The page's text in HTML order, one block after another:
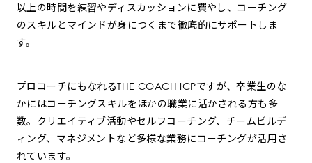
以上の時間を練習やディスカッションに費やし、コーチング
のスキルとマインドが身につくまで徹底的にサポートしま
す。
プロコーチにもなれるTHE COACH ICPですが、卒業生のな
かにはコーチングスキルをほかの職業に活かされる方も多
数。クリエイティブ活動やセルフコーチング、チームビルデ
ィング、マネジメントなど多様な業務にコーチングが活用さ
れています。